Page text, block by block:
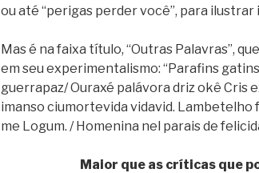
ou até “perigas perder você”, para ilustrar
Mas é na faixa título, “Outras Palavras”,
em seu experimentalismo: “Parafins
guerrapaz/ Ouraxé palávora driz okê Cris
imanso ciumortevida vidavid.
me Logum. / Homenina nel parais de
Maior que as críticas que